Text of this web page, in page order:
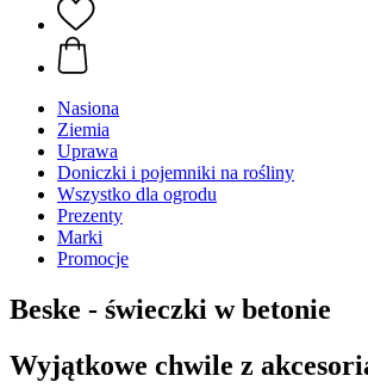
Nasiona
Ziemia
Uprawa
Doniczki i pojemniki na rośliny
Wszystko dla ogrodu
Prezenty
Marki
Promocje
Beske - świeczki w betonie
Wyjątkowe chwile z